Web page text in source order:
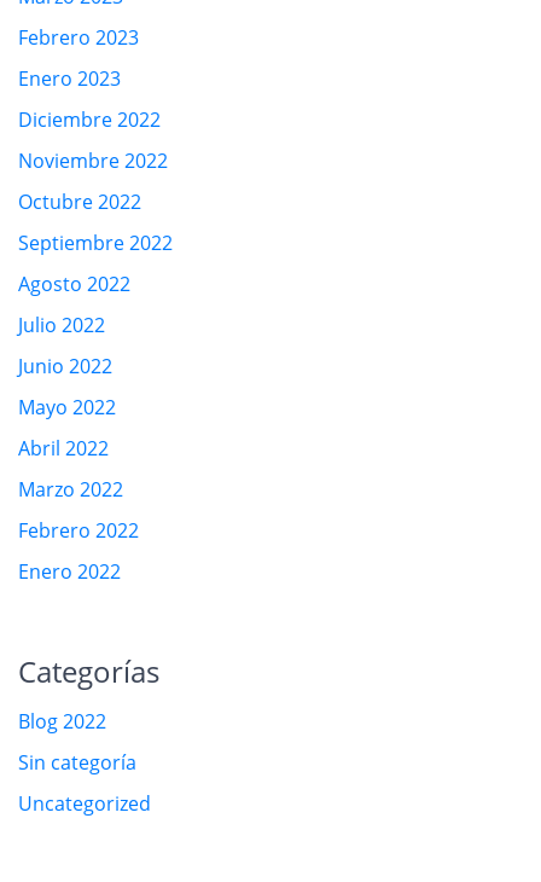
Febrero 2023
Enero 2023
Diciembre 2022
Noviembre 2022
Octubre 2022
Septiembre 2022
Agosto 2022
Julio 2022
Junio 2022
Mayo 2022
Abril 2022
Marzo 2022
Febrero 2022
Enero 2022
Categorías
Blog 2022
Sin categoría
Uncategorized